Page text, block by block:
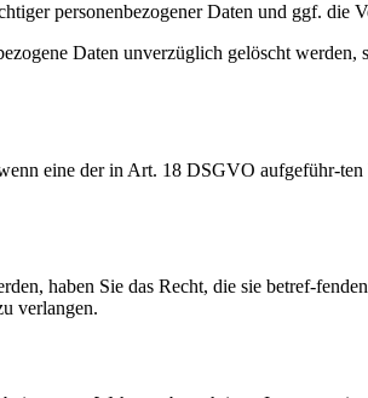
personenbezogener Daten und ggf. die
Daten unverzüglich gelöscht
eine der in Art. 18 DSGVO aufgeführ-
haben Sie das Recht, die sie betref-
verlangen.